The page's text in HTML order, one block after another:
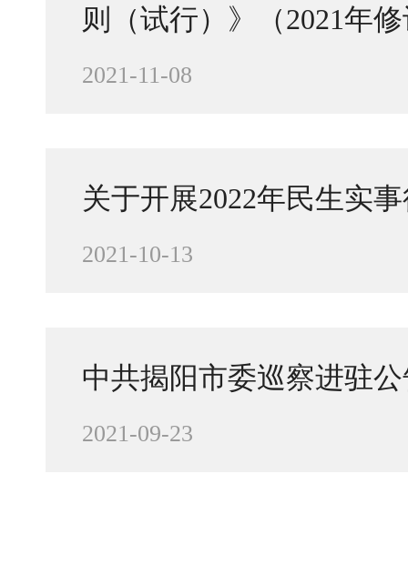
则（试行）》（2021年
2021-11-08
关于开展2022年民生实
2021-10-13
中共揭阳市委巡察进驻
2021-09-23